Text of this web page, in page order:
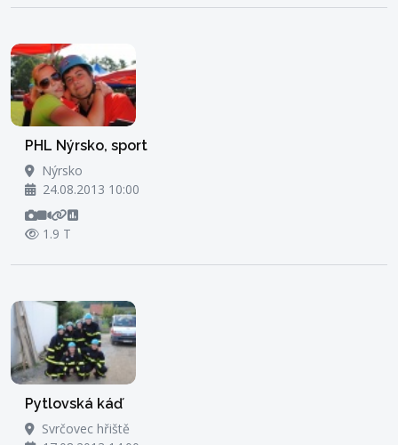
PHL Nýrsko, sport
Nýrsko
24.08.2013 10:00
1.9 T
Pytlovská káď
Svrčovec hřiště